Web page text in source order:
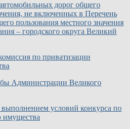
дорог общего
не включенных в Перечень
пользования местного значения
– городского округа Великий
по приватизации
Администрации Великого
условий конкурса по
имущества